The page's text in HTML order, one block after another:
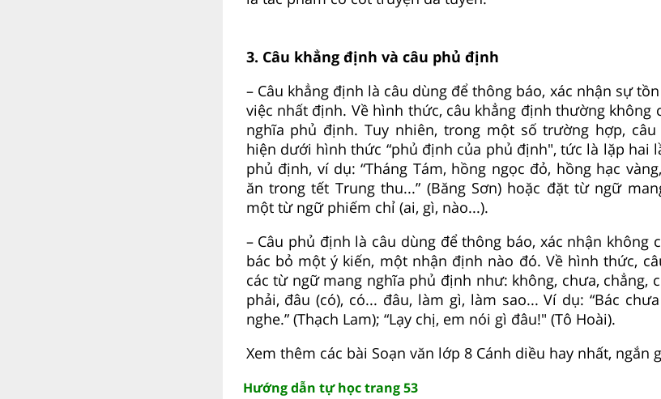
3. Câu khẳng định và câu phủ định
– Câu khẳng định là câu dùng để thông báo, xác nhận sự
việc nhất định. Về hình thức, câu khẳng định thường không
nghĩa phủ định. Tuy nhiên, trong một số trường hợp,
hiện dưới hình thức “phủ định của phủ định", tức là lặp hai
phủ định, ví dụ: “Tháng Tám, hồng ngọc đỏ, hồng hạc
ăn trong tết Trung thu...” (Băng Sơn) hoặc đặt từ ngữ
một từ ngữ phiếm chỉ (ai, gì, nào...).
– Câu phủ định là câu dùng để thông báo, xác nhận không
bác bỏ một ý kiến, một nhận định nào đó. Về hình thức,
các từ ngữ mang nghĩa phủ định như: không, chưa, chẳng,
phải, đâu (có), có... đâu, làm gì, làm sao... Ví dụ: “Bác
nghe.” (Thạch Lam); “Lạy chị, em nói gì đâu!" (Tô Hoài).
Xem thêm các bài Soạn văn lớp 8 Cánh diều hay nhất, ngắn
Hướng dẫn tự học trang 53